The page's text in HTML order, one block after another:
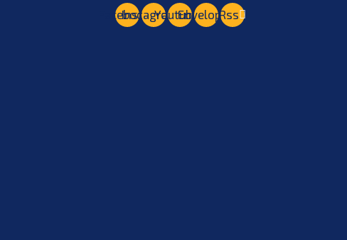
Facebook
Instagram
YoutubeEnvelopeRss